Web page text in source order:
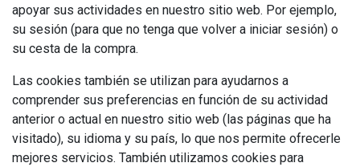
apoyar sus actividades en nuestro sitio web. Por ejemplo,
su sesión (para que no tenga que volver a iniciar sesión) o
su cesta de la compra.
Las cookies también se utilizan para ayudarnos a
comprender sus preferencias en función de su actividad
anterior o actual en nuestro sitio web (las páginas que ha
visitado), su idioma y su país, lo que nos permite ofrecerle
mejores servicios. También utilizamos cookies para